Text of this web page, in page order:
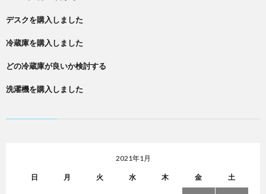
デスクを購入しました
冷蔵庫を購入しました
どの冷蔵庫が良いか検討する
洗濯機を購入しました
2021年1月
日 月 火 水 木 金 土